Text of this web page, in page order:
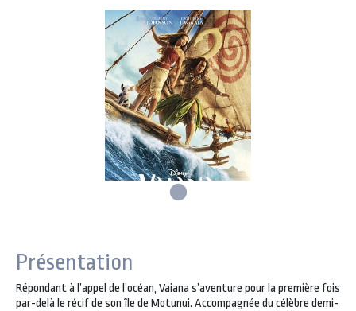
Présentation
Répondant à l’appel de l’océan, Vaiana s’aventure pour la première fois
par-delà le récif de son île de Motunui. Accompagnée du célèbre demi-